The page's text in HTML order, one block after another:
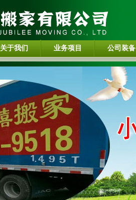
关于我们 业务项目 公司装备